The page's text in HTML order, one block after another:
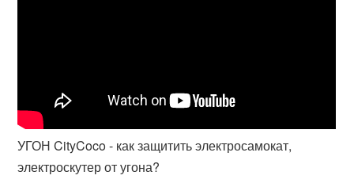
УГОН CityCoco - как защитить электросамокат,
электроскутер от угона?